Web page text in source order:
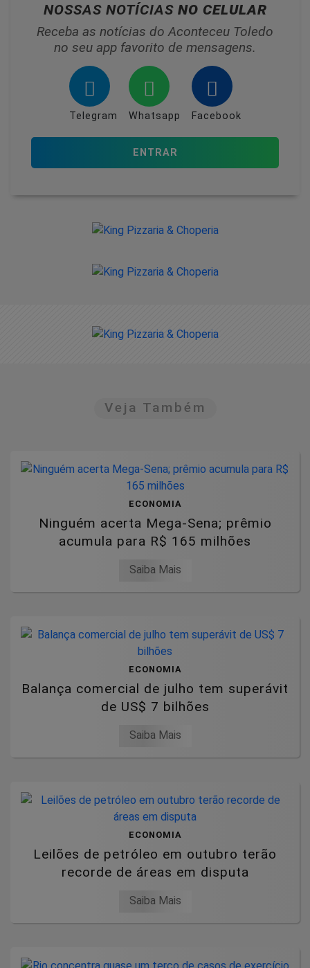
NOSSAS NOTÍCIAS NO CELULAR
Receba as notícias do Aconteceu Toledo
no seu app favorito de mensagens.
Telegram Whatsapp Facebook
ENTRAR
Veja Também
ECONOMIA
Ninguém acerta Mega-Sena; prêmio
acumula para R$ 165 milhões
Saiba Mais
ECONOMIA
Balança comercial de julho tem superávit
de US$ 7 bilhões
Saiba Mais
ECONOMIA
Leilões de petróleo em outubro terão
recorde de áreas em disputa
Saiba Mais